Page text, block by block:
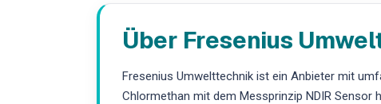
Über Fresenius
Fresenius Umwelttechnik ist ein Anbieter mit
Chlormethan mit dem Messprinzip NDIR Sensor